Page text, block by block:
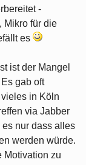
-
Mikro für die
es
ist der Mangel
gab oft
in Köln
via Jabber
nur dass alles
werden würde.
Motivation zu